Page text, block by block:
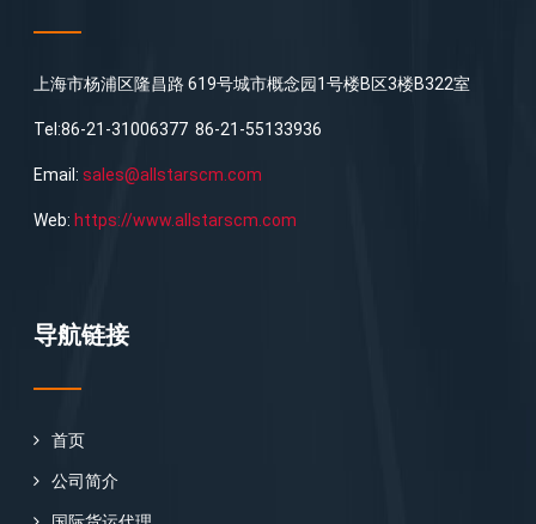
上海市杨浦区隆昌路 619号城市概念园1号楼B区3楼B322室
Tel:86-21-31006377 86-21-55133936
Email:sales@allstarscm.com
Web: https://www.allstarscm.com
导航链接
首页
公司简介